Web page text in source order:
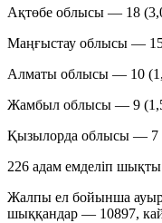
Ақтөбе облысы — 18
Маңғыстау облысы —
Алматы облысы — 10
Жамбыл облысы — 9
Қызылорда облысы — 7
226 адам емделіп
Жалпы ел бойынша
шыққандар — 10897,